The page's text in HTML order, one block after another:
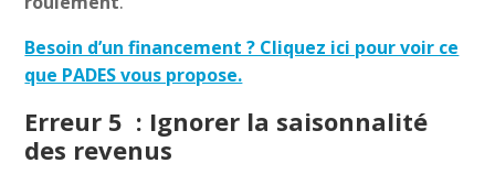
Besoin d’un financement ? Cliquez ici pour voir ce
que PADES vous propose.
Erreur 5 : Ignorer la saisonnalité
des revenus